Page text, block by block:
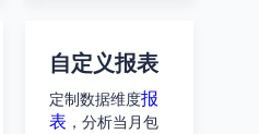
自定义报表
定制数据维度报
表 ，分析当月包